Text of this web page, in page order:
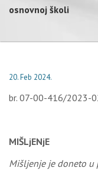
osnovnoj školi
20. Feb 2024.
br. 07-00-416/2023-
MIŠLjENjE
Mišljenje je doneto